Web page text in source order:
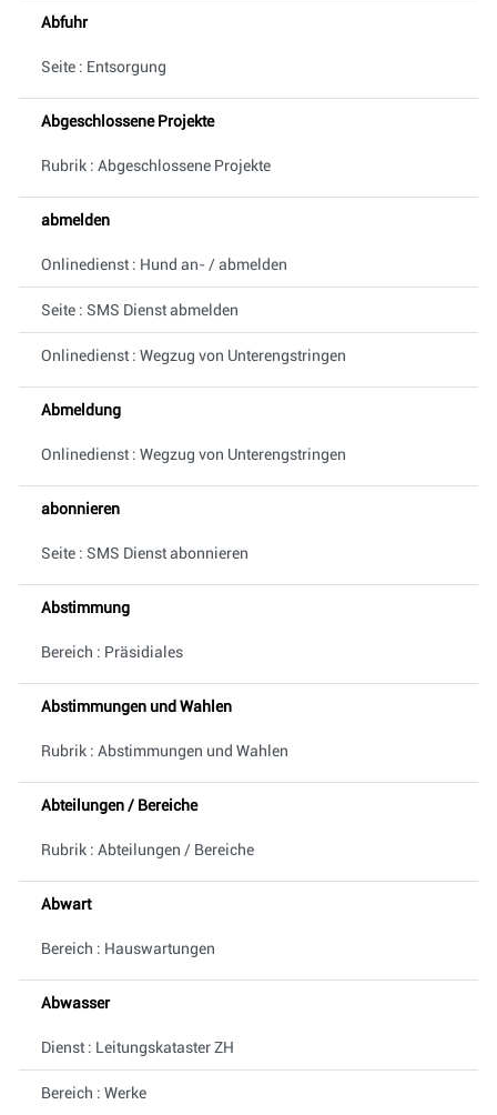
Abfuhr
Seite : Entsorgung
Abgeschlossene Projekte
Rubrik : Abgeschlossene Projekte
abmelden
Onlinedienst : Hund an- / abmelden
Seite : SMS Dienst abmelden
Onlinedienst : Wegzug von Unterengstringen
Abmeldung
Onlinedienst : Wegzug von Unterengstringen
abonnieren
Seite : SMS Dienst abonnieren
Abstimmung
Bereich : Präsidiales
Abstimmungen und Wahlen
Rubrik : Abstimmungen und Wahlen
Abteilungen / Bereiche
Rubrik : Abteilungen / Bereiche
Abwart
Bereich : Hauswartungen
Abwasser
Dienst : Leitungskataster ZH
Bereich : Werke